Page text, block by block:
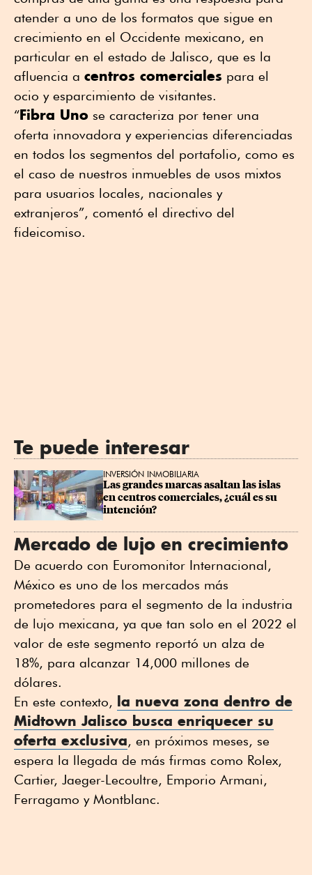
atender a uno de los formatos que sigue en
crecimiento en el Occidente mexicano, en
particular en el estado de Jalisco, que es la
afluencia a centros comerciales para el
ocio y esparcimiento de visitantes.
“Fibra Uno se caracteriza por tener una
oferta innovadora y experiencias diferenciadas
en todos los segmentos del portafolio, como es
el caso de nuestros inmuebles de usos mixtos
para usuarios locales, nacionales y
extranjeros”, comentó el directivo del
fideicomiso.
Te puede interesar
INVERSIÓN INMOBILIARIA
Las grandes marcas asaltan las islas
en centros comerciales, ¿cuál es su
intención?
Mercado de lujo en crecimiento
De acuerdo con Euromonitor Internacional,
México es uno de los mercados más
prometedores para el segmento de la industria
de lujo mexicana, ya que tan solo en el 2022 el
valor de este segmento reportó un alza de
18%, para alcanzar 14,000 millones de
dólares.
En este contexto, la nueva zona dentro de
Midtown Jalisco busca enriquecer su
oferta exclusiva, en próximos meses, se
espera la llegada de más firmas como Rolex,
Cartier, Jaeger-Lecoultre, Emporio Armani,
Ferragamo y Montblanc.